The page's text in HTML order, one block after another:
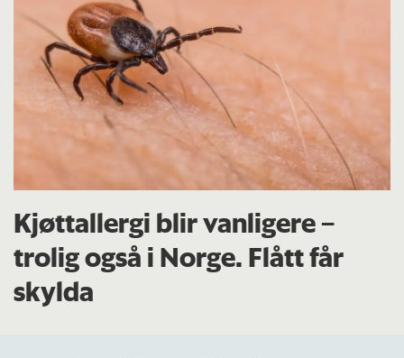
Kjøttallergi blir vanligere –
trolig også i Norge. Flått får
skylda